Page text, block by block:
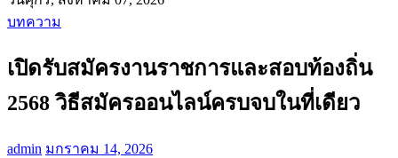
บทความ
เปิดรับสมัครงานราชการและสอบท้องถิ่น
2568 วิธีสมัครออนไลน์ครบจบในที่เดียว
admin มกราคม 14, 2026